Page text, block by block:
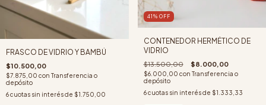
FRASCO DE VIDRIO Y BAMBÚ
$10.500,00
$7.875,00 con Transferencia o
depósito
6cuotas sin interés de $1.750,00
41 % OFF
CONTENEDOR HERMÉTICO DE
VIDRIO
$13.500,00 $8.000,00
$6.000,00 con Transferencia o
depósito
6 cuotas sin interés de $1.333,33